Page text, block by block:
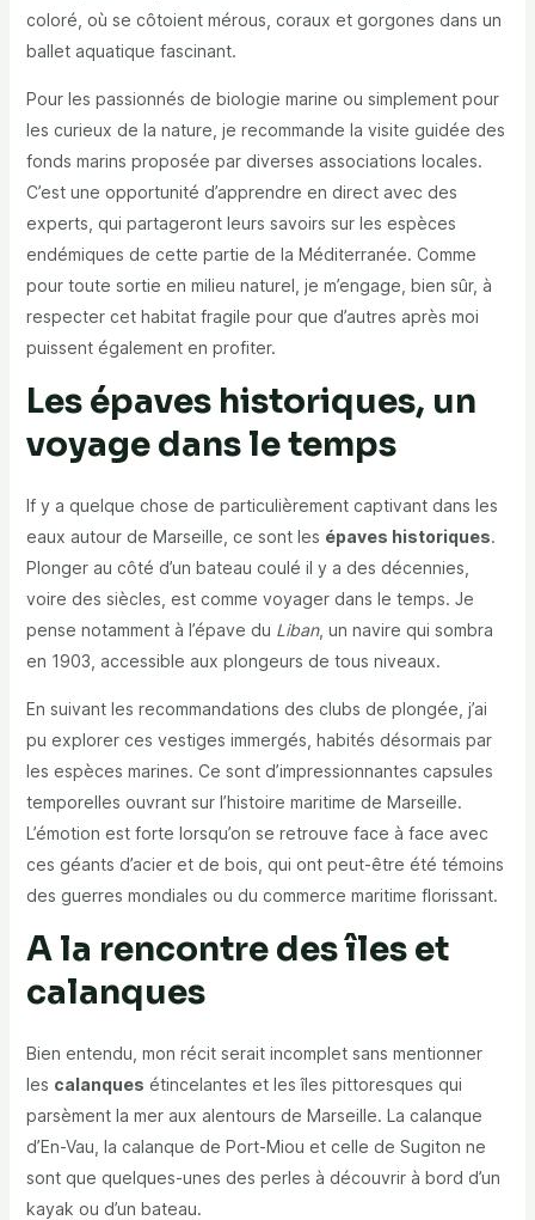
coloré, où se côtoient mérous, coraux et gorgones dans un
ballet aquatique fascinant.
Pour les passionnés de biologie marine ou simplement pour
les curieux de la nature, je recommande la visite guidée des
fonds marins proposée par diverses associations locales.
C’est une opportunité d’apprendre en direct avec des
experts, qui partageront leurs savoirs sur les espèces
endémiques de cette partie de la Méditerranée. Comme
pour toute sortie en milieu naturel, je m’engage, bien sûr, à
respecter cet habitat fragile pour que d’autres après moi
puissent également en profiter.
Les épaves historiques, un
voyage dans le temps
If y a quelque chose de particulièrement captivant dans les
eaux autour de Marseille, ce sont les épaves historiques.
Plonger au côté d’un bateau coulé il y a des décennies,
voire des siècles, est comme voyager dans le temps. Je
pense notamment à l’épave du Liban, un navire qui sombra
en 1903, accessible aux plongeurs de tous niveaux.
En suivant les recommandations des clubs de plongée, j’ai
pu explorer ces vestiges immergés, habités désormais par
les espèces marines. Ce sont d’impressionnantes capsules
temporelles ouvrant sur l’histoire maritime de Marseille.
L’émotion est forte lorsqu’on se retrouve face à face avec
ces géants d’acier et de bois, qui ont peut-être été témoins
des guerres mondiales ou du commerce maritime florissant.
A la rencontre des îles et
calanques
Bien entendu, mon récit serait incomplet sans mentionner
les calanques étincelantes et les îles pittoresques qui
parsèment la mer aux alentours de Marseille. La calanque
d’En-Vau, la calanque de Port-Miou et celle de Sugiton ne
sont que quelques-unes des perles à découvrir à bord d’un
kayak ou d’un bateau.